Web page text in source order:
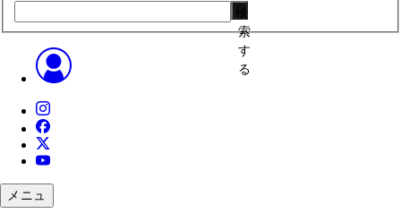
索
す
る
メニュ